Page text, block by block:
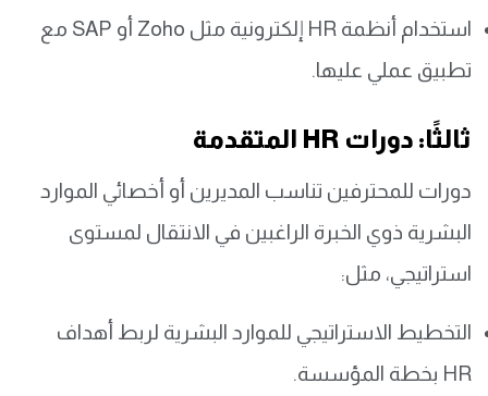
استخدام أنظمة HR إلكترونية مثل Zoho أو SAP مع
تطبيق عملي عليها.
ثالثًا: دورات HR المتقدمة
دورات للمحترفين تناسب المديرين أو أخصائي الموارد
البشرية ذوي الخبرة الراغبين في الانتقال لمستوى
استراتيجي، مثل:
التخطيط الاستراتيجي للموارد البشرية لربط أهداف
HR بخطة المؤسسة.